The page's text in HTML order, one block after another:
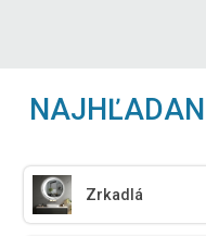
Zrkadlá